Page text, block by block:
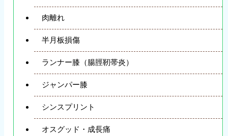
肉離れ
半月板損傷
ランナー膝（腸脛靭帯炎）
ジャンパー膝
シンスプリント
オスグッド・成長痛